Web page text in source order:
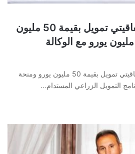
البنك الأهلي يوقع اتفاقيتي تمويل بقيمة 50 مليون
يورو ومنحة بقيمة 4 مليون يورو مع الوكالة
وقع البنك الأهلي المصري اتفاقيتي تمويل بقيمة 50 مليون يورو ومنحة